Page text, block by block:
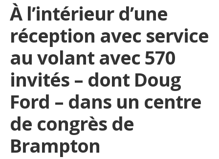
À l’intérieur d’une
réception avec service
au volant avec 570
invités – dont Doug
Ford – dans un centre
de congrès de
Brampton